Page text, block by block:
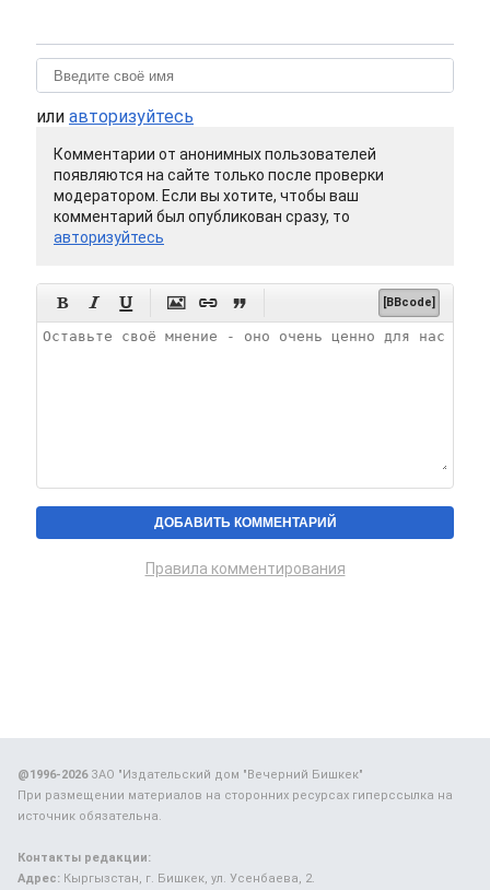
или авторизуйтесь
Комментарии от анонимных пользователей
появляются на сайте только после проверки
модератором. Если вы хотите, чтобы ваш
комментарий был опубликован сразу, то
авторизуйтесь
      [BBcode]
Правила комментирования
@1996-2026ЗАО "Издательский дом "Вечерний Бишкек"
При размещении материалов на сторонних ресурсах гиперссылка на
источник обязательна.
Контакты редакции:
Адрес: Кыргызстан, г. Бишкек, ул. Усенбаева, 2.